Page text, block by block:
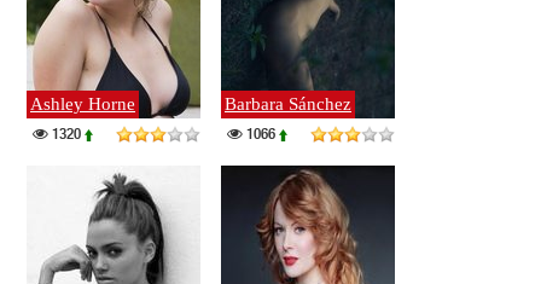
Ashley Horne
1320
Barbara Sánchez
1066